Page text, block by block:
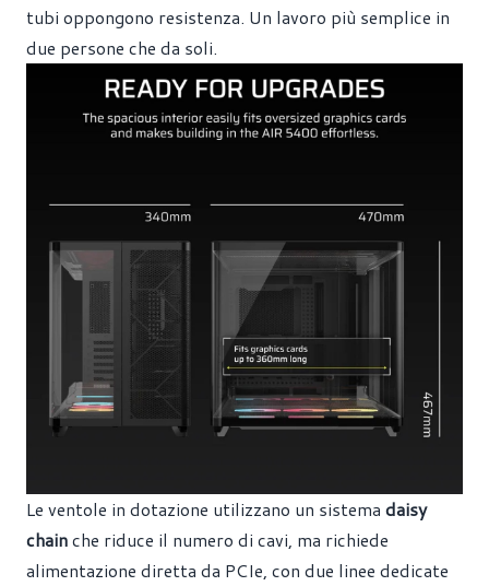
tubi oppongono resistenza. Un lavoro più semplice in
due persone che da soli.
Le ventole in dotazione utilizzano un sistema daisy
chainche riduce il numero di cavi, ma richiede
alimentazione diretta da PCIe, con due linee dedicate